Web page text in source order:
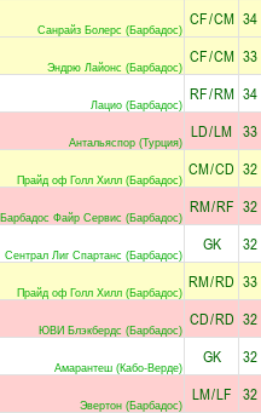
Санрайз Болерс (Барбадос)
CF/CM 34
Эндрю Лайонс (Барбадос)
CF/CM 33
Лацио (Барбадос)
RF/RM 34
Антальяспор (Турция)
LD/LM 33
Прайд оф Голл Хилл (Барбадос)
CM/CD 32
Барбадос Файр Сервис (Барбадос)
RM/RF 32
Сентрал Лиг Спартанс (Барбадос)
GK 32
Прайд оф Голл Хилл (Барбадос)
RM/RD 33
ЮВИ Блэкбердс (Барбадос)
CD/RD 32
Амарантеш (Кабо-Верде)
GK 32
Эвертон (Барбадос)
LM/LF 32